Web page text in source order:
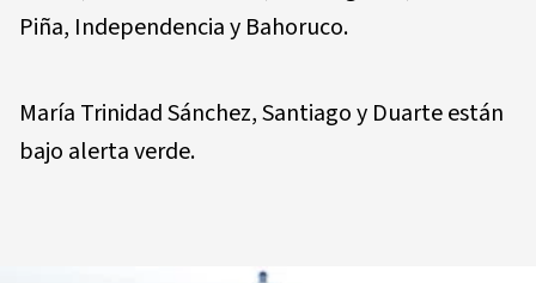
Piña, Independencia y Bahoruco.
María Trinidad Sánchez, Santiago y Duarte están
bajo alerta verde.